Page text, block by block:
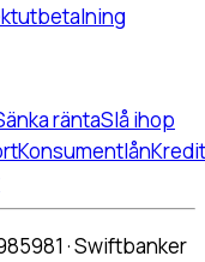
räntaSlå ihop
Konsumentlån
· Swiftbanker